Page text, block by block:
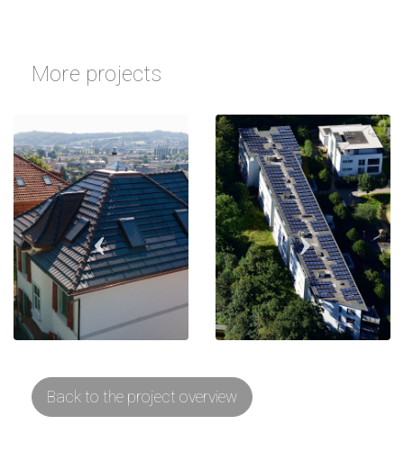
More projects
Back to the project overview